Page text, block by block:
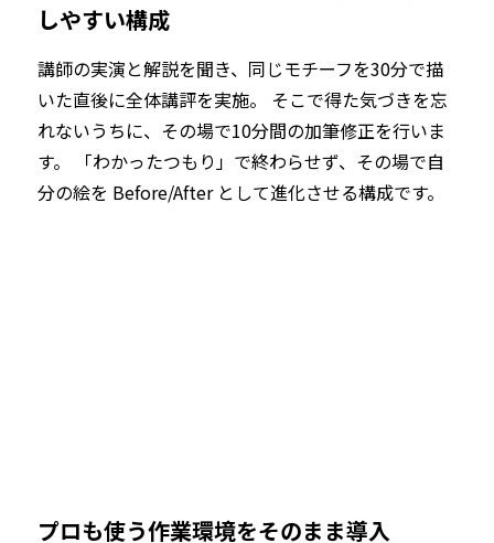
しやすい構成
講師の実演と解説を聞き、同じモチーフを30分で描
いた直後に全体講評を実施。 そこで得た気づきを忘
れないうちに、その場で10分間の加筆修正を行いま
す。 「わかったつもり」で終わらせず、その場で自
分の絵を Before/After として進化させる構成です。
プロも使う作業環境をそのまま導入